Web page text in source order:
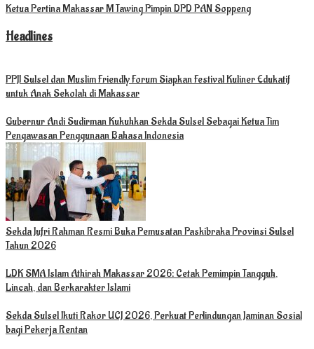
Ketua Pertina Makassar M Tawing Pimpin DPD PAN Soppeng
Headlines
PPJI Sulsel dan Muslim Friendly Forum Siapkan Festival Kuliner Edukatif
untuk Anak Sekolah di Makassar
Gubernur Andi Sudirman Kukuhkan Sekda Sulsel Sebagai Ketua Tim
Pengawasan Penggunaan Bahasa Indonesia
Sekda Jufri Rahman Resmi Buka Pemusatan Paskibraka Provinsi Sulsel
Tahun 2026
LDK SMA Islam Athirah Makassar 2026: Cetak Pemimpin Tangguh,
Lincah, dan Berkarakter Islami
Sekda Sulsel Ikuti Rakor UCJ 2026, Perkuat Perlindungan Jaminan Sosial
bagi Pekerja Rentan